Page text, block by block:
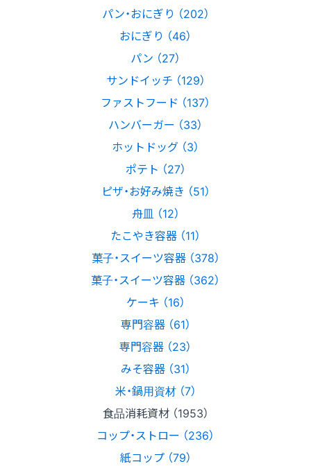
パン・おにぎり （202）
おにぎり （46）
パン （27）
サンドイッチ （129）
ファストフード （137）
ハンバーガー （33）
ホットドッグ （3）
ポテト （27）
ピザ・お好み焼き （51）
舟皿 （12）
たこやき容器 （11）
菓子・スイーツ容器 （378）
菓子・スイーツ容器 （362）
ケーキ （16）
専門容器 （61）
専門容器 （23）
みそ容器 （31）
米・鍋用資材 （7）
食品消耗資材 （1953）
コップ・ストロー （236）
紙コップ （79）